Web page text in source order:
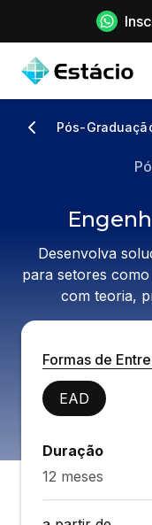
Pós-
Desenvolva
para setores
com teoria,
Formas de
EAD
Duração
12 meses